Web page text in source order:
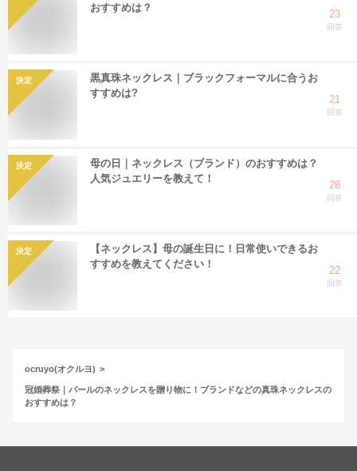
おすすめは？
23
回答
決定
黒真珠ネックレス｜ブラックフォーマルに合うお
すすめは?
21
回答
決定
母の日｜ネックレス（ブランド）のおすすめは？
人気ジュエリーを教えて！
28
回答
決定
【ネックレス】母の誕生日に！日常使いできるお
すすめを教えてください！
22
回答
ocruyo(オクルヨ)
冠婚葬祭｜パールのネックレスを贈り物に！ブランドなどの真珠ネックレスの
おすすめは？